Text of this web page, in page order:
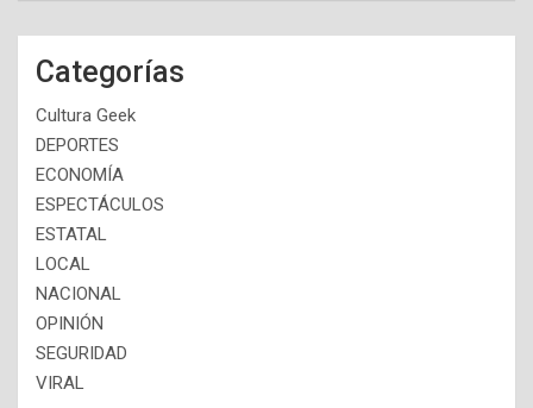
Categorías
Cultura Geek
DEPORTES
ECONOMÍA
ESPECTÁCULOS
ESTATAL
LOCAL
NACIONAL
OPINIÓN
SEGURIDAD
VIRAL